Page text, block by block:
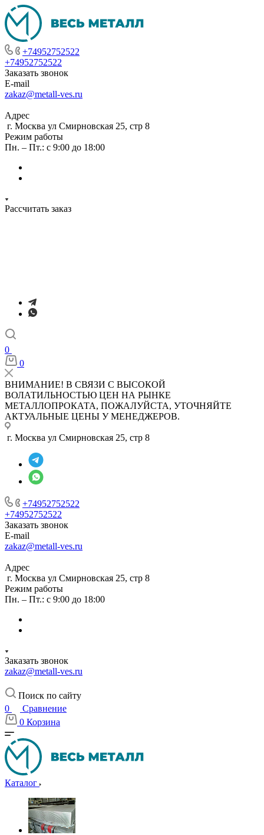
+74952752522
+74952752522
Заказать звонок
E-mail
zakaz@metall-ves.ru
Адрес
г. Москва ул Смирновская 25, стр 8
Режим работы
Пн. – Пт.: с 9:00 до 18:00
Рассчитать заказ
0
0
ВНИМАНИЕ! В СВЯЗИ С ВЫСОКОЙ
ВОЛАТИЛЬНОСТЬЮ ЦЕН НА РЫНКЕ
МЕТАЛЛОПРОКАТА, ПОЖАЛУЙСТА, УТОЧНЯЙТЕ
АКТУАЛЬНЫЕ ЦЕНЫ У МЕНЕДЖЕРОВ.
г. Москва ул Смирновская 25, стр 8
+74952752522
+74952752522
Заказать звонок
E-mail
zakaz@metall-ves.ru
Адрес
г. Москва ул Смирновская 25, стр 8
Режим работы
Пн. – Пт.: с 9:00 до 18:00
Заказать звонок
zakaz@metall-ves.ru
Поиск по сайту
0
Сравнение
0 Корзина
Каталог